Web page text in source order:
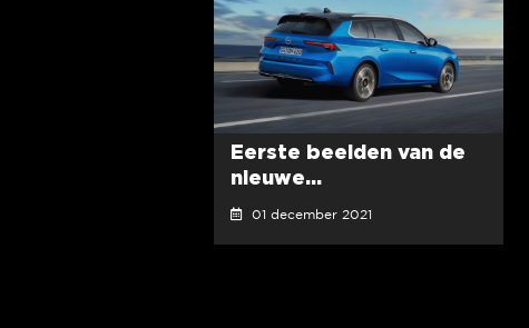
Eerste beelden van de
nieuwe...
01 december 2021